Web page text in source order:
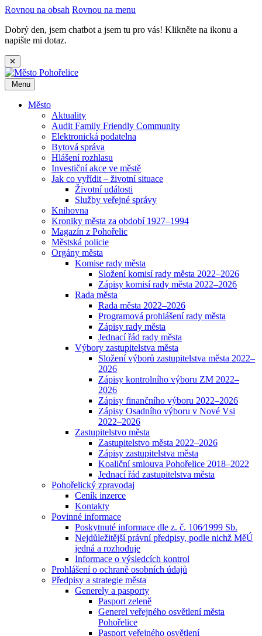
Rovnou na obsah Rovnou na menu
Dobrý den, jsem chatbot a jsem tu pro vás! Klikněte na ikonu a
napište mi dotaz.
✕
Menu
Město
Aktuality
Audit Family Friendly Community
Elektronická podatelna
Bytová správa
Hlášení rozhlasu
Investiční akce ve městě
Jak co vyřídit – životní situace
Životní události
Služby veřejné správy
Knihovna
Kroniky města za období 1927–1994
Magazín z Pohořelic
Městská policie
Orgány města
Komise rady města
Složení komisí rady města 2022–2026
Zápisy komisí rady města 2022–2026
Rada města
Rada města 2022–2026
Programová prohlášení rady města
Zápisy rady města
Jednací řád rady města
Výbory zastupitelstva města
Složení výborů zastupitelstva města 2022–
2026
Zápisy kontrolního výboru ZM 2022–
2026
Zápisy finančního výboru 2022–2026
Zápisy Osadního výboru v Nové Vsi
2022–2026
Zastupitelstvo města
Zastupitelstvo města 2022–2026
Zápisy zastupitelstva města
Koaliční smlouva Pohořelice 2018–2022
Jednací řád zastupitelstva města
Pohořelický zpravodaj
Ceník inzerce
Kontakty
Povinné informace
Poskytnuté informace dle z. č. 106⁄1999 Sb.
Nejdůležitější právní předpisy, podle nichž MěÚ
jedná a rozhoduje
Informace o výsledcích kontrol
Prohlášení o ochraně osobních údajů
Předpisy a strategie města
Generely a pasporty
Pasport zeleně
Generel veřejného osvětlení města
Pohořelice
Pasport veřejného osvětlení